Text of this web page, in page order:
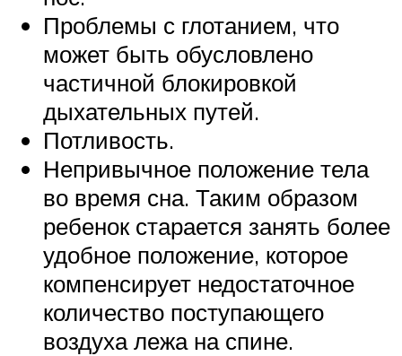
Проблемы с глотанием, что
может быть обусловлено
частичной блокировкой
дыхательных путей.
Потливость.
Непривычное положение тела
во время сна. Таким образом
ребенок старается занять более
удобное положение, которое
компенсирует недостаточное
количество поступающего
воздуха лежа на спине.